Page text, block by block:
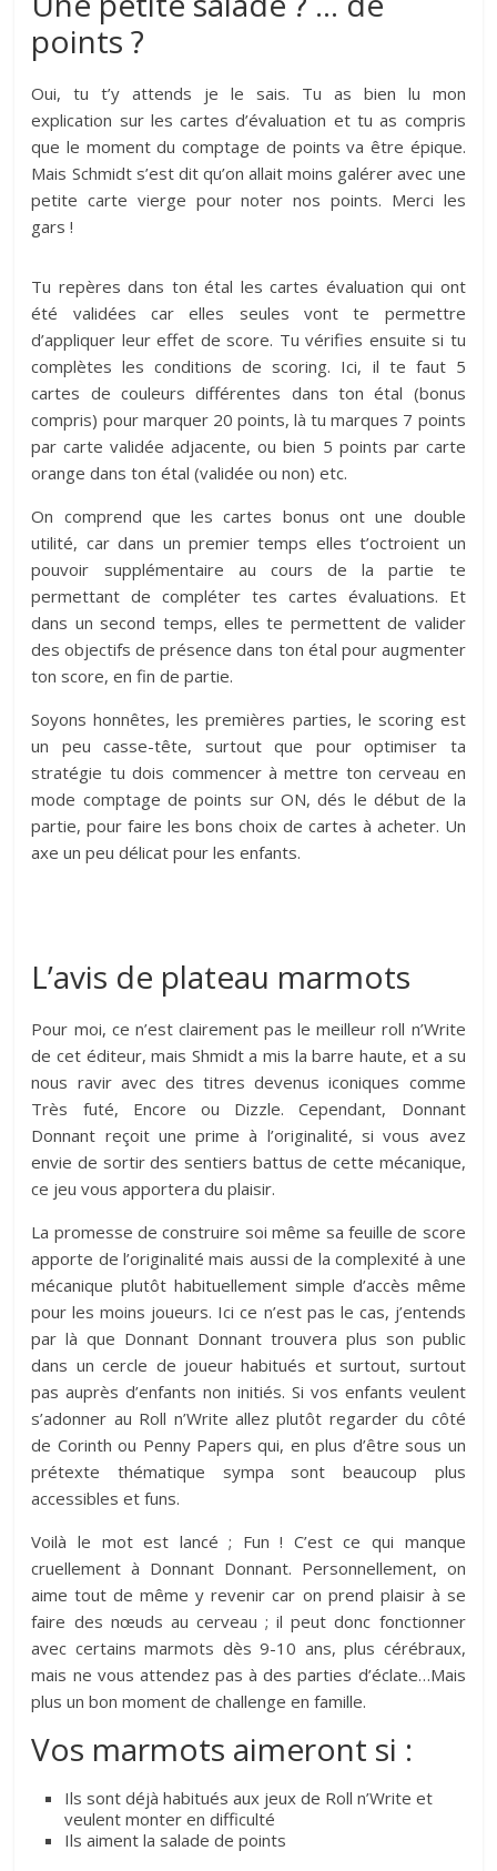
points ?
Oui, tu t’y attends je le sais. Tu as bien lu mon
explication sur les cartes d’évaluation et tu as compris
que le moment du comptage de points va être épique.
Mais Schmidt s’est dit qu’on allait moins galérer avec une
petite carte vierge pour noter nos points. Merci les
gars !
Tu repères dans ton étal les cartes évaluation qui ont
été validées car elles seules vont te permettre
d’appliquer leur effet de score. Tu vérifies ensuite si tu
complètes les conditions de scoring. Ici, il te faut 5
cartes de couleurs différentes dans ton étal (bonus
compris) pour marquer 20 points, là tu marques 7 points
par carte validée adjacente, ou bien 5 points par carte
orange dans ton étal (validée ou non) etc.
On comprend que les cartes bonus ont une double
utilité, car dans un premier temps elles t’octroient un
pouvoir supplémentaire au cours de la partie te
permettant de compléter tes cartes évaluations. Et
dans un second temps, elles te permettent de valider
des objectifs de présence dans ton étal pour augmenter
ton score, en fin de partie.
Soyons honnêtes, les premières parties, le scoring est
un peu casse-tête, surtout que pour optimiser ta
stratégie tu dois commencer à mettre ton cerveau en
mode comptage de points sur ON, dés le début de la
partie, pour faire les bons choix de cartes à acheter. Un
axe un peu délicat pour les enfants.
L’avis de plateau marmots
Pour moi, ce n’est clairement pas le meilleur roll n’Write
de cet éditeur, mais Shmidt a mis la barre haute, et a su
nous ravir avec des titres devenus iconiques comme
Très futé, Encore ou Dizzle. Cependant, Donnant
Donnant reçoit une prime à l’originalité, si vous avez
envie de sortir des sentiers battus de cette mécanique,
ce jeu vous apportera du plaisir.
La promesse de construire soi même sa feuille de score
apporte de l’originalité mais aussi de la complexité à une
mécanique plutôt habituellement simple d’accès même
pour les moins joueurs. Ici ce n’est pas le cas, j’entends
par là que Donnant Donnant trouvera plus son public
dans un cercle de joueur habitués et surtout, surtout
pas auprès d’enfants non initiés. Si vos enfants veulent
s’adonner au Roll n’Write allez plutôt regarder du côté
de Corinth ou Penny Papers qui, en plus d’être sous un
prétexte thématique sympa sont beaucoup plus
accessibles et funs.
Voilà le mot est lancé ; Fun ! C’est ce qui manque
cruellement à Donnant Donnant. Personnellement, on
aime tout de même y revenir car on prend plaisir à se
faire des nœuds au cerveau ; il peut donc fonctionner
avec certains marmots dès 9-10 ans, plus cérébraux,
mais ne vous attendez pas à des parties d’éclate…Mais
plus un bon moment de challenge en famille.
Vos marmots aimeront si :
Ils sont déjà habitués aux jeux de Roll n’Write et
veulent monter en difficulté
Ils aiment la salade de points